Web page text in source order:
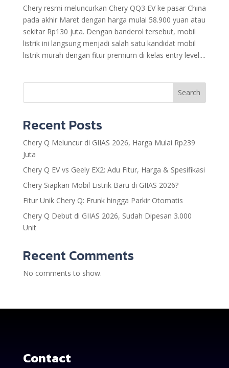
Chery resmi meluncurkan Chery QQ3 EV ke pasar China
pada akhir Maret dengan harga mulai 58.900 yuan atau
sekitar Rp130 juta. Dengan banderol tersebut, mobil
listrik ini langsung menjadi salah satu kandidat mobil
listrik murah dengan fitur premium di kelas entry level....
Search
Recent Posts
Chery Q Meluncur di GIIAS 2026, Harga Mulai Rp239
Juta
Chery Q EV vs Geely EX2: Adu Fitur, Harga & Spesifikasi
Chery Siapkan Mobil Listrik Baru di GIIAS 2026?
Fitur Unik Chery Q: Frunk hingga Parkir Otomatis
Chery Q Debut di GIIAS 2026, Sudah Dipesan 3.000
Unit
Recent Comments
No comments to show.
Contact